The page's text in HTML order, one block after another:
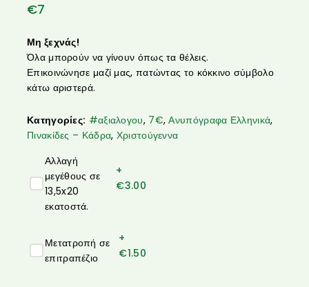
€7
Μη ξεχνάς!
Όλα μπορούν να γίνουν όπως τα θέλεις.
Επικοινώνησε μαζί μας, πατώντας το κόκκινο σύμβολο
κάτω αριστερά.
Κατηγορίες: #αξιαλογου, 7€,Ανυπόγραφα Ελληνικά,
Πινακίδες – Κάδρα, Χριστούγεννα
Αλλαγή
μεγέθους σε
13,5x20
εκατοστά.
+
€3.00
Μετατροπή σε
επιτραπέζιο
+
€1.50